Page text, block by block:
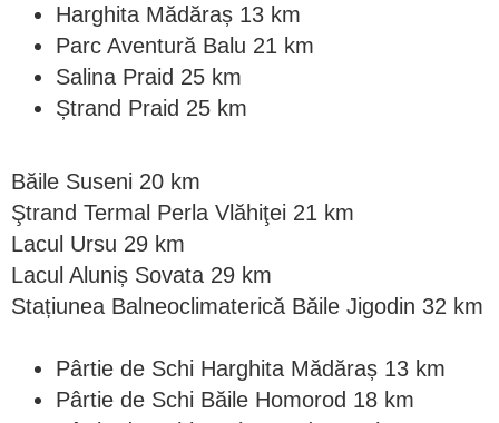
Harghita Mădăraș 13 km
Parc Aventură Balu 21 km
Salina Praid 25 km
Ștrand Praid 25 km
Băile Suseni 20 km
Ştrand Termal Perla Vlăhiţei 21 km
Lacul Ursu 29 km
Lacul Aluniș Sovata 29 km
Stațiunea Balneoclimaterică Băile Jigodin 32 km
Pârtie de Schi Harghita Mădăraș 13 km
Pârtie de Schi Băile Homorod 18 km